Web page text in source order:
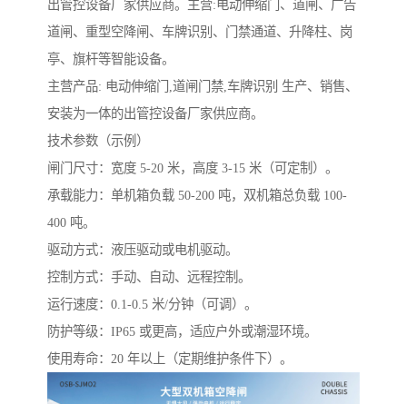
出管控设备厂家供应商。主营:电动伸缩门、道闸、广告
道闸、重型空降闸、车牌识别、门禁通道、升降柱、岗
亭、旗杆等智能设备。
主营产品: 电动伸缩门,道闸门禁,车牌识别 生产、销售、
安装为一体的出管控设备厂家供应商。
技术参数（示例）
闸门尺寸：宽度 5-20 米，高度 3-15 米（可定制）。
承载能力：单机箱负载 50-200 吨，双机箱总负载 100-
400 吨。
驱动方式：液压驱动或电机驱动。
控制方式：手动、自动、远程控制。
运行速度：0.1-0.5 米/分钟（可调）。
防护等级：IP65 或更高，适应户外或潮湿环境。
使用寿命：20 年以上（定期维护条件下）。